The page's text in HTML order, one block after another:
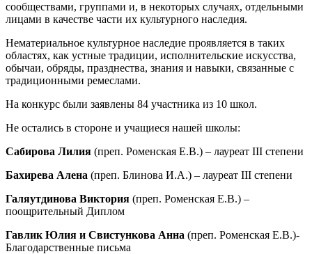
сообществами, группами и, в некоторых случаях, отдельными
лицами в качестве части их культурного наследия.
Нематериальное культурное наследие проявляется в таких
областях, как устные традиции, исполнительские искусства,
обычаи, обряды, празднества, знания и навыки, связанные с
традиционными ремеслами.
На конкурс были заявлены 84 участника из 10 школ.
Не остались в стороне и учащиеся нашей школы:
Сабирова Лилия (преп. Роменская Е.В.) – лауреат III степени
Бахирева Алена (преп. Блинова И.А.) – лауреат III степени
Галяутдинова Виктория (преп. Роменская Е.В.) –
поощрительный Диплом
Гавлик Юлия и Свистункова Анна (преп. Роменская Е.В.)-
Благодарственные письма